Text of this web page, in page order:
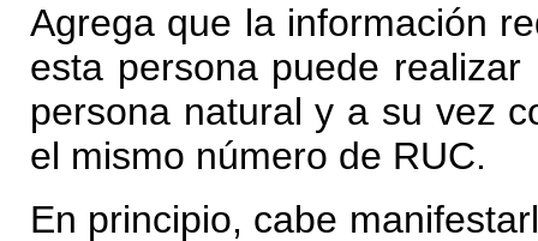
Agrega que la información
esta persona puede
persona natural y a su vez
el mismo número de RUC.
En principio, cabe